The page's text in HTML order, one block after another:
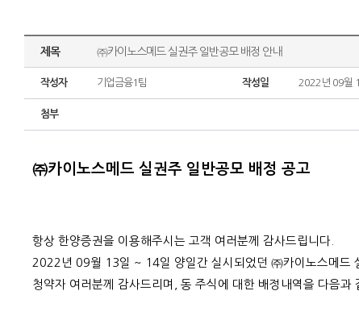
제목 ㈜카이노스메드 실권주 일반공모 배정 안내
작성자 기업금융1팀 작성일 2022년 09월
첨부
㈜카이노스메드 실권주 일반공모 배정 공고
항상 한양증권을 이용해주시는 고객 여러분께 감사드립니다.
2022년 09월 13일 ~ 14일 양일간 실시되었던 ㈜카이노스메드
청약자 여러분께 감사드리며, 동 주식에 대한 배정내역을 다음과